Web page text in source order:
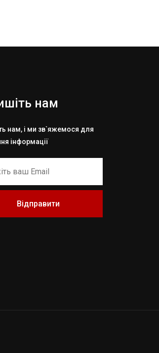
нам
нам, і ми зв`яжемося для
інформації
Відправити